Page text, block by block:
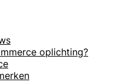
oplichting?